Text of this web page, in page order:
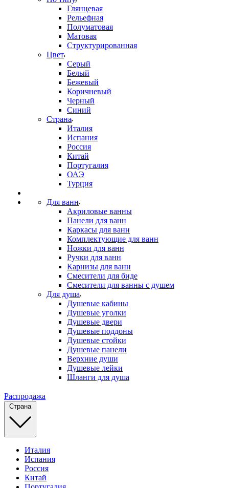
Глянцевая
Рельефная
Полуматовая
Матовая
Структурированная
Цвет
Серый
Белый
Бежевый
Коричневый
Черный
Синий
Страна
Италия
Испания
Россия
Китай
Португалия
ОАЭ
Турция
Для ванн
Акриловые ванны
Панели для ванн
Каркасы для ванн
Комплектующие для ванн
Ножки для ванн
Ручки для ванн
Карнизы для ванн
Смесители для биде
Смесители для ванны с душем
Для душа
Душевые кабины
Душевые уголки
Душевые двери
Душевые поддоны
Душевые стойки
Душевые панели
Верхние души
Душевые лейки
Шланги для душа
Распродажа
Страна
Италия
Испания
Россия
Китай